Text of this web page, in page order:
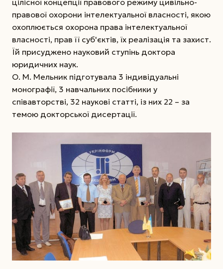
цілісної концепції правового режиму цивільно-
правової охорони інтелектуальної власності, якою
охоплюється охорона права інтелектуальної
власності, прав її суб'єктів, їх реалізація та захист.
Їй присуджено науковий ступінь доктора
юридичних наук.
О. М. Мельник підготувала 3 індивідуальні
монографії, 3 навчальних посібники у
співавторстві, 32 наукові статті, із них 22 – за
темою докторської дисертації.